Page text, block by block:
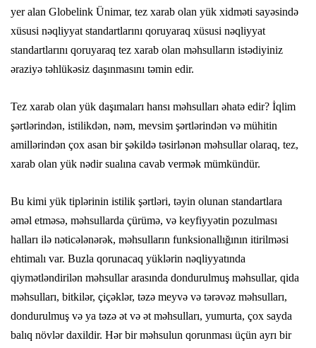
yer alan Globelink Ünimar, tez xarab olan yük xidməti sayəsində
xüsusi nəqliyyat standartlarını qoruyaraq xüsusi nəqliyyat
standartlarını qoruyaraq tez xarab olan məhsulların istədiyiniz
əraziyə təhlükəsiz daşınmasını təmin edir.
Tez xarab olan yük daşımaları hansı məhsulları əhatə edir? İqlim
şərtlərindən, istilikdən, nəm, mevsim şərtlərindən və mühitin
amillərindən çox asan bir şəkildə təsirlənən məhsullar olaraq, tez,
xarab olan yük nədir sualına cavab vermək mümkündür.
Bu kimi yük tiplərinin istilik şərtləri, təyin olunan standartlara
əməl etməsə, məhsullarda çürümə, və keyfiyyətin pozulması
halları ilə nəticələnərək, məhsulların funksionallığının itirilməsi
ehtimalı var. Buzla qorunacaq yüklərin nəqliyyatında
qiymətləndirilən məhsullar arasında dondurulmuş məhsullar, qida
məhsulları, bitkilər, çiçəklər, təzə meyvə və tərəvəz məhsulları,
dondurulmuş və ya təzə ət və ət məhsulları, yumurta, çox sayda
balıq növlər daxildir. Hər bir məhsulun qorunması üçün ayrı bir